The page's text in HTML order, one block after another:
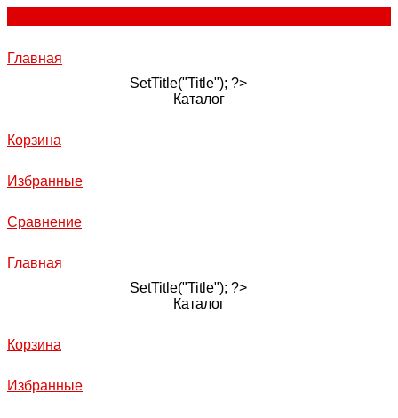
Главная
SetTitle("Title"); ?>
Каталог
Корзина
Избранные
Сравнение
Главная
SetTitle("Title"); ?>
Каталог
Корзина
Избранные